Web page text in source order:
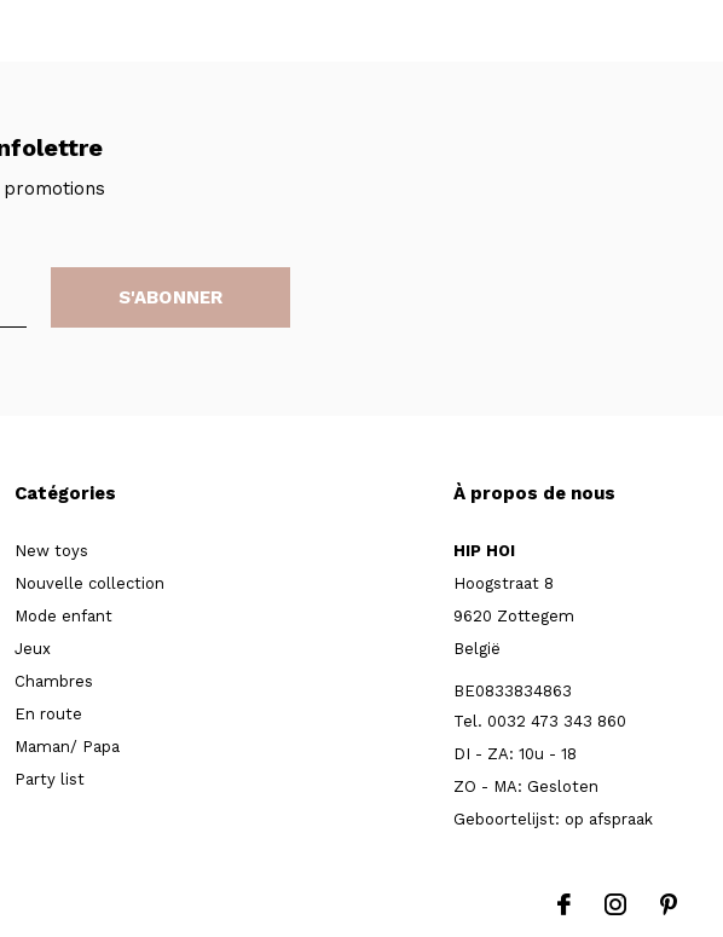
S'ABONNER
Catégories
New toys
Nouvelle collection
Mode enfant
Jeux
Chambres
En route
Maman/ Papa
Party list
À propos de nous
HIP HOI
Hoogstraat 8
9620 Zottegem
België
BE0833834863
Tel. 0032 473 343 860
DI - ZA: 10u - 18
ZO - MA: Gesloten
Geboortelijst: op afspraak